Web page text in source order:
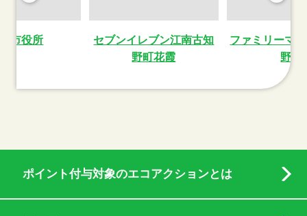
市役所
セブンイレブン江南古知
野町花霞
ファミリーマ
野町
ポイント付与対象のエコアクションとは